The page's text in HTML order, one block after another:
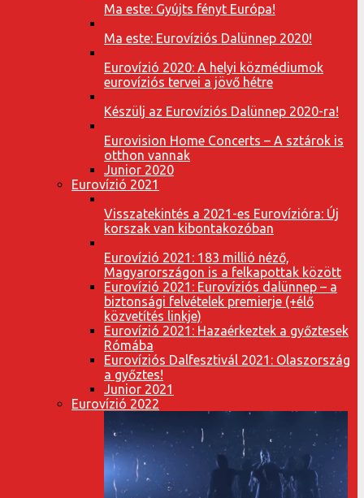
Ma este: Gyújts fényt Európa!
Ma este: Eurovíziós Dalünnep 2020!
Eurovízió 2020: A helyi közmédiumok
eurovíziós tervei a jövő hétre
Készülj az Eurovíziós Dalünnep 2020-ra!
Eurovision Home Concerts – A sztárok is
otthon vannak
Junior 2020
Eurovízió 2021
Visszatekintés a 2021-es Eurovízióra: Új
korszak van kibontakozóban
Eurovízió 2021: 183 millió néző,
Magyarországon is a felkapottak között
Eurovízió 2021: Eurovíziós dalünnep – a
biztonsági felvételek premierje (+élő
közvetítés linkje)
Eurovízió 2021: Hazaérkeztek a győztesek
Rómába
Eurovíziós Dalfesztivál 2021: Olaszország
a győztes!
Junior 2021
Eurovízió 2022